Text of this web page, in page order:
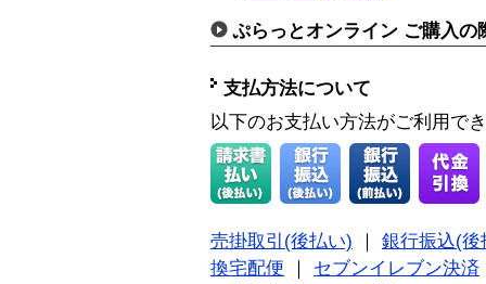
ぷらっとオンライン ご購入の
支払方法について
以下のお支払い方法がご利用で
売掛取引(後払い)
銀行振込(後
換宅配便
セブンイレブン決済